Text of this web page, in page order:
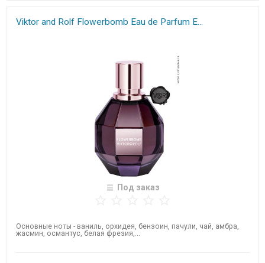
Viktor and Rolf Flowerbomb Eau de Parfum E...
Под заказ
Основные ноты - ваниль, орхидея, бензоин, пачули, чай, амбра,
жасмин, османтус, белая фрезия,...